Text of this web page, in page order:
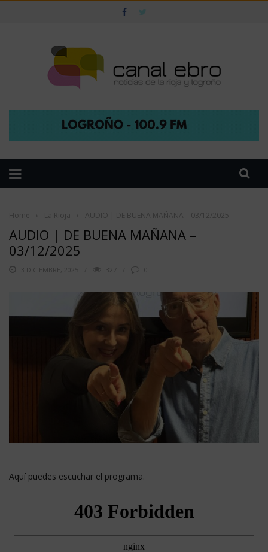
Home La Rioja AUDIO | DE BUENA MAÑANA – 03/12/2025
AUDIO | DE BUENA MAÑANA –
03/12/2025
3 DICIEMBRE, 2025 327
Aquí puedes escuchar el programa.